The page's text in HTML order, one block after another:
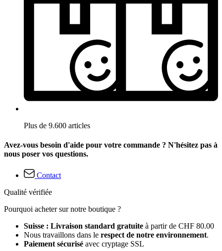
Plus de 9.600 articles
Avez-vous besoin d'aide pour votre commande ? N'hésitez pas à
nous poser vos questions.
Contact
Qualité vérifiée
Pourquoi acheter sur notre boutique ?
Suisse : Livraison standard gratuite à partir de CHF 80.00
Nous travaillons dans le respect de notre environnement.
Paiement sécurisé avec cryptage SSL